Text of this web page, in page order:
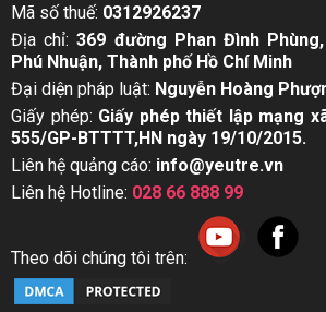
Mã số thuế: 0312926237
Địa chỉ:369 đường Phan Đình
Phú Nhuận, Thành phố Hồ Chí Minh
Đại diện pháp luật: Nguyễn Hoàng
Giấy phép: Giấy phép thiết lập mạng
555/GP-BTTTT,HN ngày 19/10/2015.
Liên hệ quảng cáo: info@yeutre.vn
Liên hệ Hotline: 028 66 888 99
Theo dõi chúng tôi trên: